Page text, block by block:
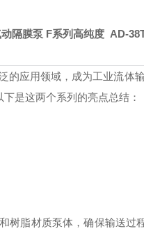
隔膜泵 F系列高纯度 AD-
的应用领域，成为工业流体
是这两个系列的亮点总结：
树脂材质泵体，确保输送